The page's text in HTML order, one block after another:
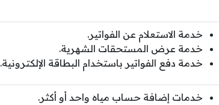
خدمة الاستعلام عن الفواتير.
خدمة عرض المستحقات الشهرية.
خدمة دفع الفواتير باستخدام البطاقة الإلكترونية.
خدمات إضافة حساب مياه واحد أو أكثر.